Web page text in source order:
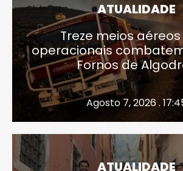
ATUALIDADE
Treze meios aéreos
operacionais
Fornos de
Agosto 7, 2026 .
ATUALIDADE